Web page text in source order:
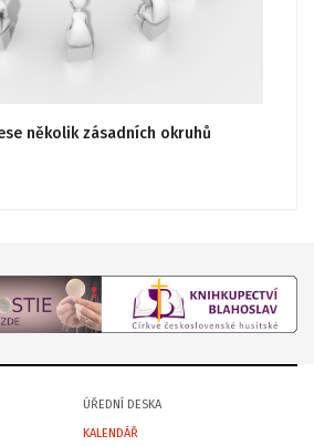
několik zásadních okruhů
ÚŘEDNÍ DESKA
KALENDÁŘ